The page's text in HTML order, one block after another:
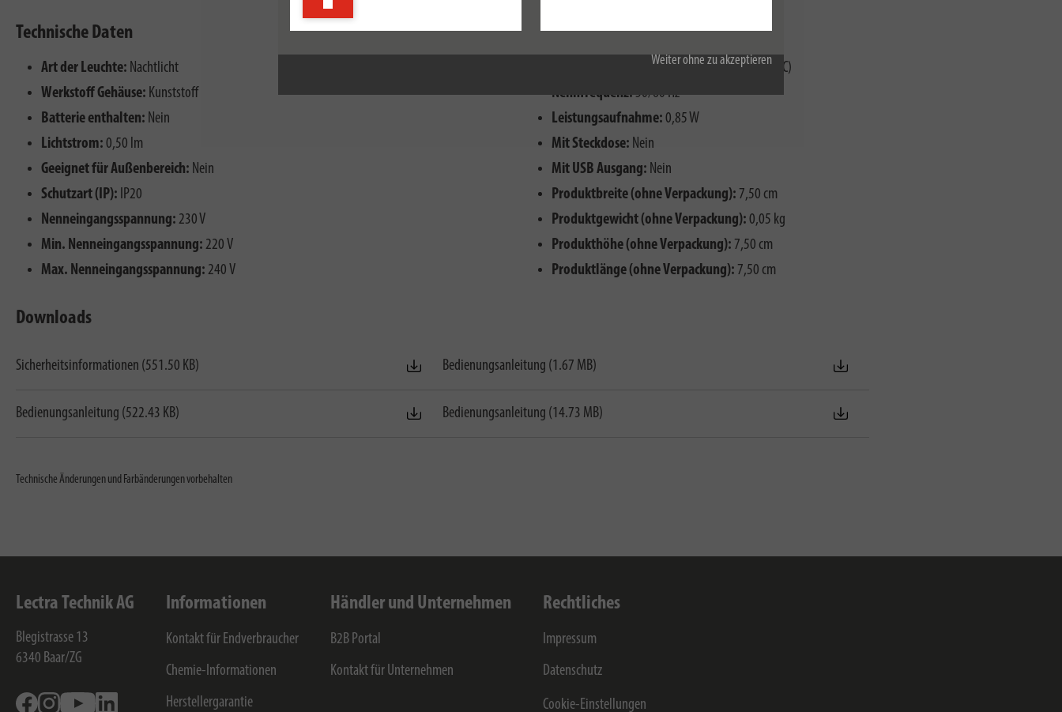
Weiter ohne zu akzeptieren
Technische Daten
Art der Leuchte: Nachtlicht
Werkstoff Gehäuse: Kunststoff
Batterie enthalten: Nein
Lichtstrom: 0,50 lm
Geeignet für Außenbereich: Nein
Schutzart (IP): IP20
Nenneingangsspannung: 230 V
Min. Nenneingangsspannung: 220 V
Max. Nenneingangsspannung: 240 V
Eingangsspannungsart:Wechselspannung (AC)
Nennfrequenz:50/60 Hz
Leistungsaufnahme: 0,85 W
Mit Steckdose: Nein
Mit USB Ausgang: Nein
Produktbreite (ohne Verpackung): 7,50 cm
Produktgewicht (ohne Verpackung): 0,05 kg
Produkthöhe (ohne Verpackung): 7,50 cm
Produktlänge (ohne Verpackung): 7,50 cm
Downloads
Sicherheitsinformationen (551.50 KB) Bedienungsanleitung (1.67 MB)
Bedienungsanleitung (522.43 KB) Bedienungsanleitung (14.73 MB)
Technische Änderungen und Farbänderungen vorbehalten
Lectra Technik AG
Blegistrasse 13
6340 Baar/ZG
FacebookInstagramYoutube
Informationen
Kontakt für Endverbraucher
Chemie-Informationen
Herstellergarantie
Händler und Unternehmen
B2B Portal
Kontakt für Unternehmen
Rechtliches
Impressum
Datenschutz
Cookie-Einstellungen